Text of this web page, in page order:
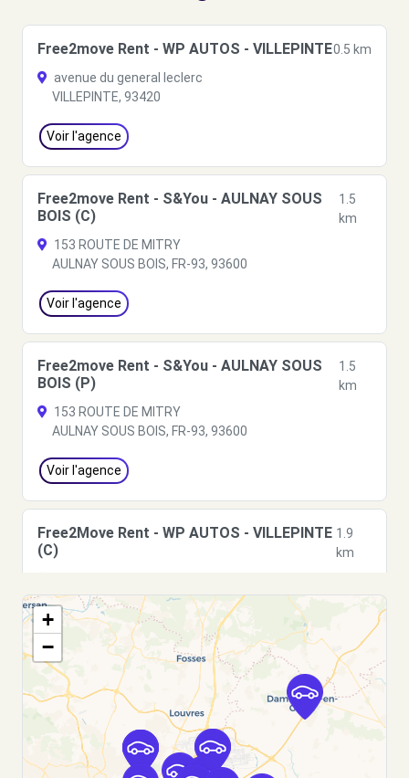
Free2move Rent - WP AUTOS - VILLEPINTE0.5 km
avenue du general leclerc
VILLEPINTE, 93420
Voir l'agence
Free2move Rent - S&You - AULNAY SOUS
BOIS (C)
1.5
km
153 ROUTE DE MITRY
AULNAY SOUS BOIS, FR-93, 93600
Voir l'agence
Free2move Rent - S&You - AULNAY SOUS
BOIS (P)
1.5
km
153 ROUTE DE MITRY
AULNAY SOUS BOIS, FR-93, 93600
Voir l'agence
Free2Move Rent - WP AUTOS - VILLEPINTE
(C)
1.9
km
VILLEPINTE, 93420
Voir l'agence
Free2Move Rent - AULNAY AUTOMOBILES -
AULNAY-SOUS-BOIS (C)
3.0
km
111 RUE AUGUSTE RENOIR
AULNAY-SOUS-BOIS, 93600
+
−